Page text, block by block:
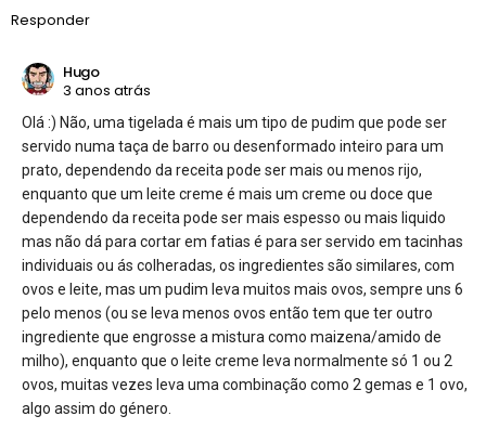
Responder
Hugo
3 anos atrás
Olá :) Não, uma tigelada é mais um tipo de pudim que pode ser
servido numa taça de barro ou desenformado inteiro para um
prato, dependendo da receita pode ser mais ou menos rijo,
enquanto que um leite creme é mais um creme ou doce que
dependendo da receita pode ser mais espesso ou mais liquido
mas não dá para cortar em fatias é para ser servido em tacinhas
individuais ou ás colheradas, os ingredientes são similares, com
ovos e leite, mas um pudim leva muitos mais ovos, sempre uns 6
pelo menos (ou se leva menos ovos então tem que ter outro
ingrediente que engrosse a mistura como maizena/amido de
milho), enquanto que o leite creme leva normalmente só 1 ou 2
ovos, muitas vezes leva uma combinação como 2 gemas e 1 ovo,
algo assim do género.